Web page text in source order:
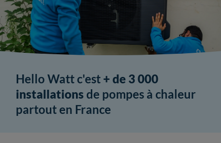
Hello Watt c'est + de 3 000
installations de pompes à chaleur
partout en France